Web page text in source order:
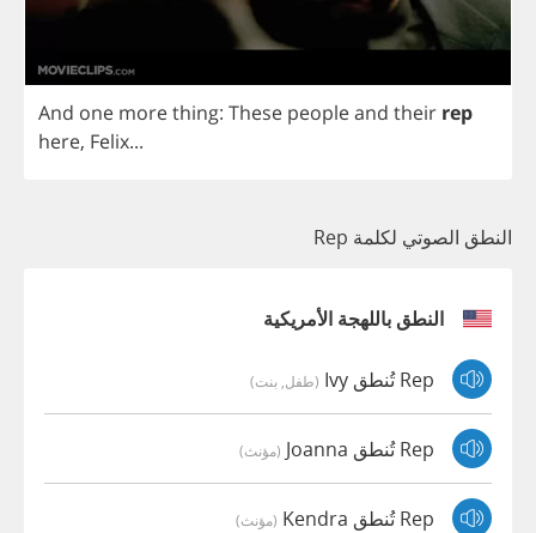
And one morething: These peopleand their rep
here, Felix...
النطق الصوتي لكلمة Rep
النطق باللهجة الأمريكية
Rep تُنطق Ivy (طفل, بنت)
Rep تُنطق Joanna (مؤنث)
Rep تُنطق Kendra (مؤنث)